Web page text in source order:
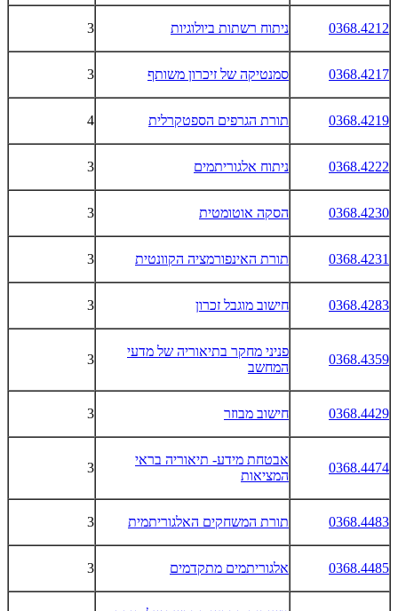
0368.4212 ניתוח רשתות ביולוגיות 3
0368.4217 סמנטיקה של זיכרון משותף 3
0368.4219 תורת הגרפים הספטקרלית 4
0368.4222 ניתוח אלגוריתמים 3
0368.4230 הסקה אוטומטית 3
0368.4231 תורת האינפורמציה הקוונטית 3
0368.4283 חישוב מוגבל זכרון 3
0368.4359
פניני מחקר בתיאוריה של מדעי
המחשב
3
0368.4429 חישוב מבוזר 3
0368.4474
אבטחת מידע- תיאוריה בראי
המציאות
3
0368.4483 תורת המשחקים האלגוריתמית 3
0368.4485 אלגוריתמים מתקדמים 3